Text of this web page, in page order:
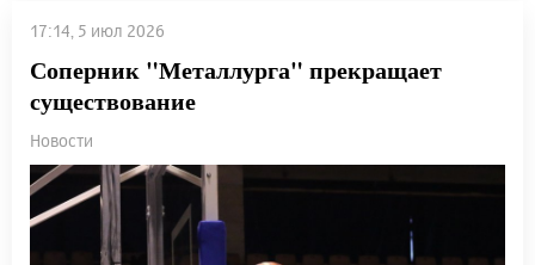
17:14, 5 июл 2026
Соперник "Металлурга" прекращает
существование
Новости